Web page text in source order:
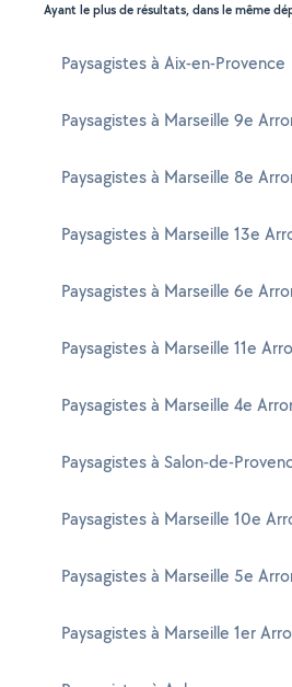
Ayant le plus de résultats, dans le même
Paysagistes à Aix-en-Provence
Paysagistes à Marseille 9e
Paysagistes à Marseille 8e
Paysagistes à Marseille 13e
Paysagistes à Marseille 6e
Paysagistes à Marseille 11e
Paysagistes à Marseille 4e
Paysagistes à Salon-de-
Paysagistes à Marseille 10e
Paysagistes à Marseille 5e
Paysagistes à Marseille 1er